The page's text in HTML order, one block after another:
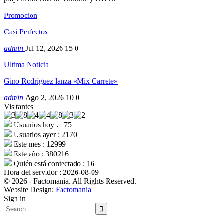
Promocion
Casi Perfectos
admin Jul 12, 2026 15 0
Ultima Noticia
Gino Rodríguez lanza «Mix Carrete»
admin Ago 2, 2026 10 0
Visitantes
Usuarios hoy : 175
Usuarios ayer : 2170
Este mes : 12999
Este año : 380216
Quién está contectado : 16
Hora del servidor : 2026-08-09
© 2026 - Factomania. All Rights Reserved.
Website Design: Factomania
Sign in